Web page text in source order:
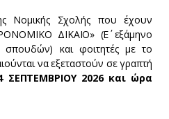
Νομικής Σχολής που έχουν
ΔΙΚΑΙΟ» (Ε΄ εξάμηνο
σπουδών) και φοιτητές με το
να εξεταστούν σε γραπτή
ΣΕΠΤΕΜΒΡΙΟΥ 2026 και ώρα